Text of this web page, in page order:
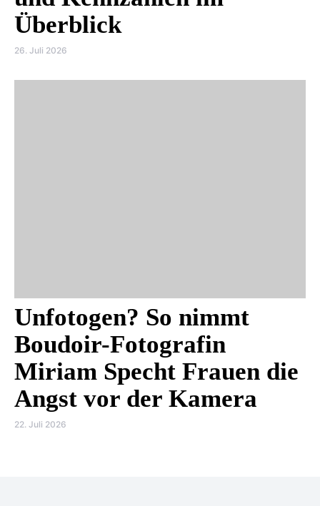
Überblick
26. Juli 2026
Unfotogen? So nimmt
Boudoir-Fotografin
Miriam Specht Frauen die
Angst vor der Kamera
22. Juli 2026